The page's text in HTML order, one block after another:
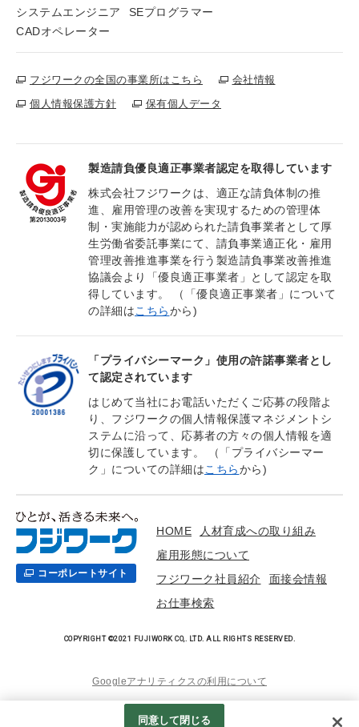
システムエンジニア
SEプログラマー
CADオペレーター
フジワークの全国の事業所はこちら
会社情報
個人情報保護方針
保有個人データ
製造請負優良適正事業者認定を取得しています
株式会社フジワークは、適正な請負体制の推
進、雇用管理の改善を実現するための管理体
制・実施能力が認められた請負事業者として厚
生労働省委託事業にて、請負事業適正化・雇用
管理改善推進事業を行う製造請負事業改善推進
協議会より「優良適正事業者」として認定を取
得しています。 （「優良適正事業者」について
の詳細はこちら から)
「プライバシーマーク」使用の許諾事業者とし
て認定されています
はじめて当社にお電話いただくご応募の段階よ
り、フジワークの個人情報保護マネジメントシ
ステムに沿って、応募者の方々の個人情報を適
切に保護しています。 （「プライバシーマー
ク」についての詳細はこちら から)
コーポレートサイト
HOME
人材育成への取り組み
雇用形態について
フジワーク社員紹介
面接会情報
お仕事検索
COPYRIGHT ©2021 FUJIWORK CO,. LTD. ALL RIGHTS RESERVED.
Googleアナリティクスの利用について
同意して閉じる